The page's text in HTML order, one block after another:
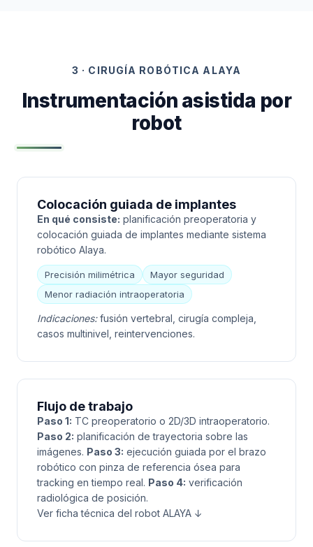
3 · CIRUGÍA ROBÓTICA ALAYA
Instrumentación asistida por
robot
Colocación guiada de implantes
En qué consiste: planificación preoperatoria y
colocación guiada de implantes mediante sistema
robótico Alaya.
Precisión milimétrica
Mayor seguridad
Menor radiación intraoperatoria
Indicaciones:fusión vertebral, cirugía compleja,
casos multinivel, reintervenciones.
Flujo de trabajo
Paso 1: TC preoperatorio o 2D/3D intraoperatorio.
Paso 2: planificación de trayectoria sobre las
imágenes. Paso 3: ejecución guiada por el brazo
robótico con pinza de referencia ósea para
tracking en tiempo real. Paso 4: verificación
radiológica de posición.
Ver ficha técnica del robot ALAYA ↓